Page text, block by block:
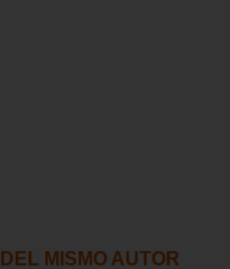
DEL MISMO AUTOR